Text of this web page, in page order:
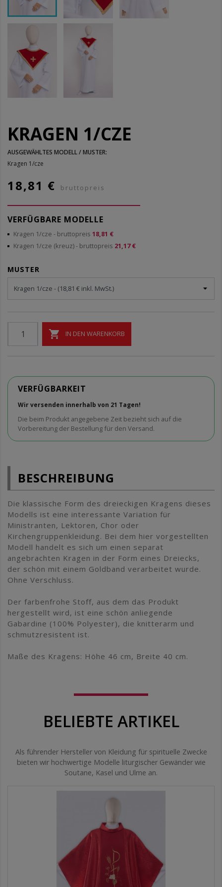
KRAGEN 1/CZE
AUSGEWÄHLTES MODELL / MUSTER:
Kragen 1/cze
18,81 € bruttopreis
VERFÜGBARE MODELLE
Kragen 1/cze - bruttopreis 18,81 €
Kragen 1/cze (kreuz)- bruttopreis 21,17 €
MUSTER
 IN DEN WARENKORB
VERFÜGBARKEIT
Wir versenden innerhalb von 21 Tagen!
Die beim Produkt angegebene Zeit bezieht sich auf die
Vorbereitung der Bestellung für den Versand.
BESCHREIBUNG
Die klassische Form des dreieckigen Kragens dieses
Modells ist eine interessante Variation für
Ministranten, Lektoren, Chor oder
Kirchengruppenkleidung. Bei dem hier vorgestellten
Modell handelt es sich um einen separat
angebrachten Kragen in der Form eines Dreiecks,
der schön mit einem Goldband verarbeitet wurde.
Ohne Verschluss.
Der farbenfrohe Stoff, aus dem das Produkt
hergestellt wird, ist eine schön anliegende
Gabardine (100% Polyester), die knitterarm und
schmutzresistent ist.
Maße des Kragens: Höhe 46 cm, Breite 40 cm.
BELIEBTE ARTIKEL
Als führender Hersteller von Kleidung für spirituelle Zwecke
bieten wir hochwertige Modelle liturgischer Gewänder wie
Soutane, Kasel und Ulme an.